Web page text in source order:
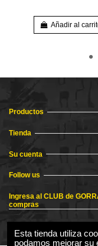
Añadir al
Productos
Tienda
Su cuenta
Follow us
Ingresa al CLUB de
compras
Esta tienda utiliza
podamos mejorar su